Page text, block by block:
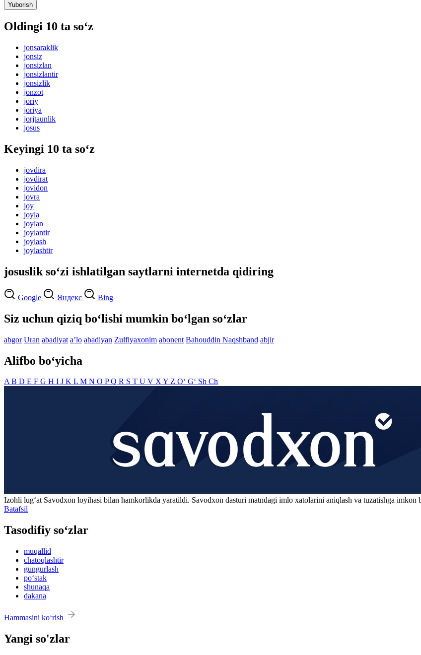
Yuborish
Oldingi 10 ta so‘z
jonsaraklik
jonsiz
jonsizlan
jonsizlantir
jonsizlik
jonzot
joriy
joriya
jorjtaunlik
josus
Keyingi 10 ta so‘z
jovdira
jovdirat
jovidon
jovra
joy
joyla
joylan
joylantir
joylash
joylashtir
josuslik so‘zi ishlatilgan saytlarni internetda qidiring
Google Яндекс Bing
Siz uchun qiziq bo‘lishi mumkin bo‘lgan so‘zlar
abgor Uran abadiyat aʼlo abadiyan Zulfiyaxonim abonent Bahouddin Naqshband abjir
Alifbo bo‘yicha
AB D E F G H I J K L M N O PQ R S T U V XY Z O‘ G‘ Sh Ch
Izohli lugʻat Savodxon loyihasi bilan hamkorlikda yaratildi. Savodxon dasturi matndagi imlo xatolarini aniqlash va tuzatishga imkon
Batafsil
Tasodifiy so‘zlar
muqallid
chatoqlashtir
gungurlash
po‘stak
shunaqa
dakana
Hammasini ko‘rish
Yangi so'zlar